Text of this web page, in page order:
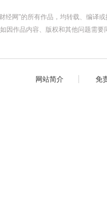
经网"的所有作品，均转载、编译
因作品内容、版权和其他问题需
网站简介 免